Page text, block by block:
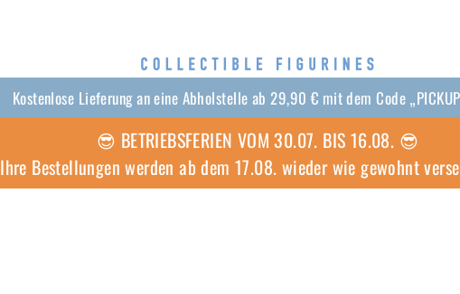
Kostenlose Lieferung an eine Abholstelle ab 29,90 € mit dem Code
😎 BETRIEBSFERIEN VOM 30.07. BIS 16.08. 😎
Ihre Bestellungen werden ab dem 17.08. wieder wie gewohnt